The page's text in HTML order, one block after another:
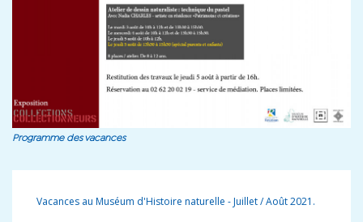
Programme des vacances
Vacances au Muséum d'Histoire naturelle - Juillet / Août 2021.